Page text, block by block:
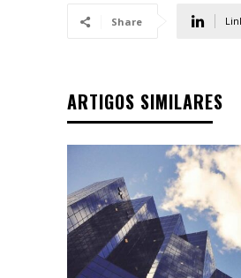
Share
ARTIGOS SIMILARES